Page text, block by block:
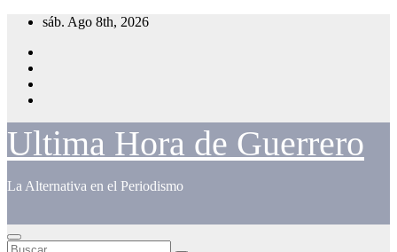
Saltar
contenido
sáb. Ago 8th, 2026
Ultima Hora de Guerrero
La Alternativa en el Periodismo